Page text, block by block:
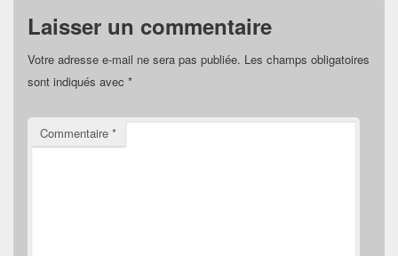
Laisser un commentaire
Votre adresse e-mail ne sera pas publiée. Les champs obligatoires
sont indiqués avec *
Commentaire *